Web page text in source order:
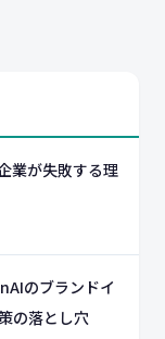
業が失敗する理
のブランドイ
の落とし穴